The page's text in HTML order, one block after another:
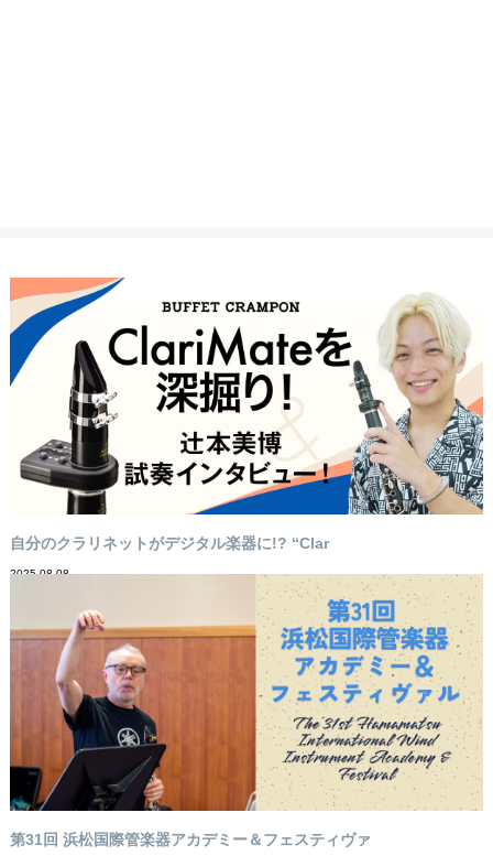
自分のクラリネットがデジタル楽器に!? “Clar
2025-08-08
第31回 浜松国際管楽器アカデミー＆フェスティヴァ